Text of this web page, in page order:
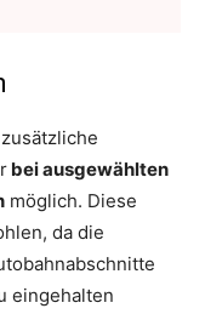
bei ausgewählten
möglich. Diese
da die
eingehalten